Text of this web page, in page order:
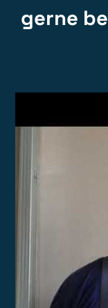
gerne